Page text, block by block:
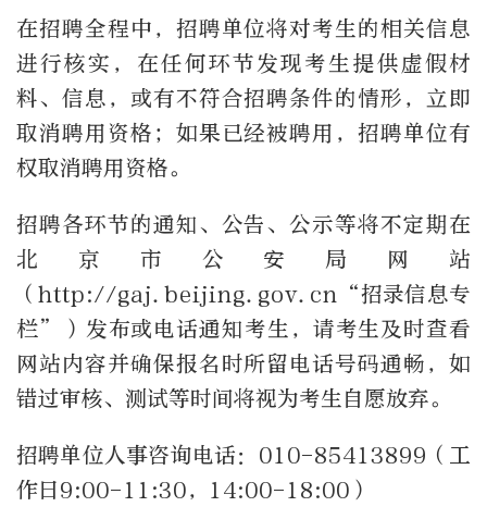
在招聘全程中，招聘单位将对考生的相关信息
进行核实，在任何环节发现考生提供虚假材
料、信息，或有不符合招聘条件的情形，立即
取消聘用资格；如果已经被聘用，招聘单位有
权取消聘用资格。
招聘各环节的通知、公告、公示等将不定期在
北京市公安局网站
（http://gaj.beijing.gov.cn“招录信息专
栏”）发布或电话通知考生，请考生及时查看
网站内容并确保报名时所留电话号码通畅，如
错过审核、测试等时间将视为考生自愿放弃。
招聘单位人事咨询电话：010-85413899（工
作日9:00-11:30，14:00-18:00）